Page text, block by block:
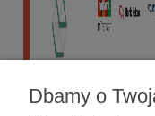
Dbamy o